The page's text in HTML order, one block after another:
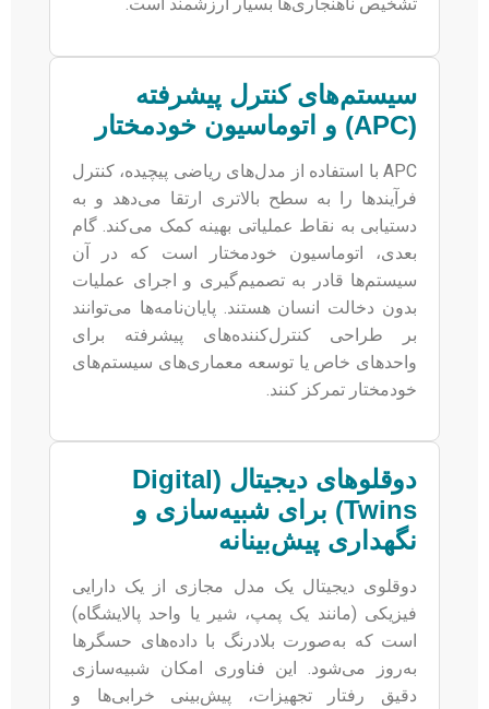
تشخیص ناهنجاری‌ها بسیار ارزشمند است.
سیستم‌های کنترل پیشرفته
(APC) و اتوماسیون خودمختار
APC با استفاده از مدل‌های ریاضی پیچیده، کنترل
فرآیندها را به سطح بالاتری ارتقا می‌دهد و به
دستیابی به نقاط عملیاتی بهینه کمک می‌کند. گام
بعدی، اتوماسیون خودمختار است که در آن
سیستم‌ها قادر به تصمیم‌گیری و اجرای عملیات
بدون دخالت انسان هستند. پایان‌نامه‌ها می‌توانند
بر طراحی کنترل‌کننده‌های پیشرفته برای
واحدهای خاص یا توسعه معماری‌های سیستم‌های
خودمختار تمرکز کنند.
دوقلوهای دیجیتال (Digital
Twins) برای شبیه‌سازی و
نگهداری پیش‌بینانه
دوقلوی دیجیتال یک مدل مجازی از یک دارایی
فیزیکی (مانند یک پمپ، شیر یا واحد پالایشگاه)
است که به‌صورت بلادرنگ با داده‌های حسگرها
به‌روز می‌شود. این فناوری امکان شبیه‌سازی
دقیق رفتار تجهیزات، پیش‌بینی خرابی‌ها و